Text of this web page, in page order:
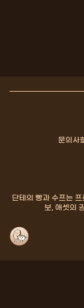
문의사
단테의 빵과 수프는
보, 애셋의